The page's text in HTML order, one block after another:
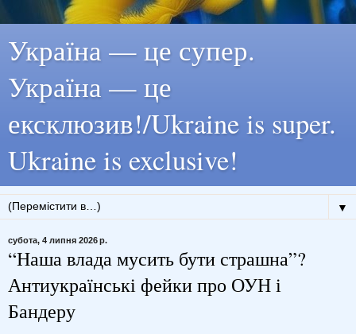
Україна — це супер.
Україна — це
ексклюзив!/Ukraine is super.
Ukraine is exclusive!
▼
субота, 4 липня 2026 р.
“Наша влада мусить бути страшна”?
Антиукраїнські фейки про ОУН і
Бандеру